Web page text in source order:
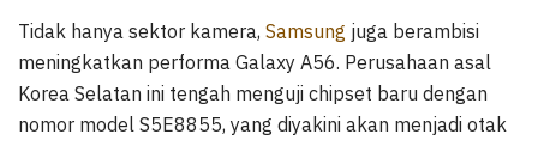
Tidak hanya sektor kamera, Samsung juga berambisi
meningkatkan performa Galaxy A56. Perusahaan asal
Korea Selatan ini tengah menguji chipset baru dengan
nomor model S5E8855, yang diyakini akan menjadi otak